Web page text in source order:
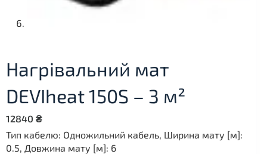
Нагрівальний мат
DEVIheat 150S – 3 м²
12840 ₴
Тип кабелю: Одножильний кабель, Ширина мату [м]:
0.5, Довжина мату [м]: 6